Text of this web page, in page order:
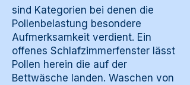
sind Kategorien bei denen die
Pollenbelastung besondere
Aufmerksamkeit verdient. Ein
offenes Schlafzimmerfenster lässt
Pollen herein die auf der
Bettwäsche landen. Waschen von